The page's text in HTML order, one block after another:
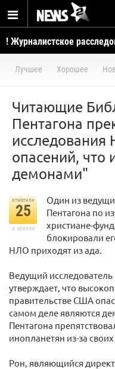
! Журналистское
и аналитические статьи
Лучшее Хорошее
Читающие
Пентагона
исследования
опасений, что
демонами"
отметили
25
в архиве
Один из
Пентагона по
христиане-
блокировали
НЛО приходят из ада.
Ведущий
утверждает, что
правительстве США
самом деле являются
Пентагона
инопланетян из-за
Рон, являющийся